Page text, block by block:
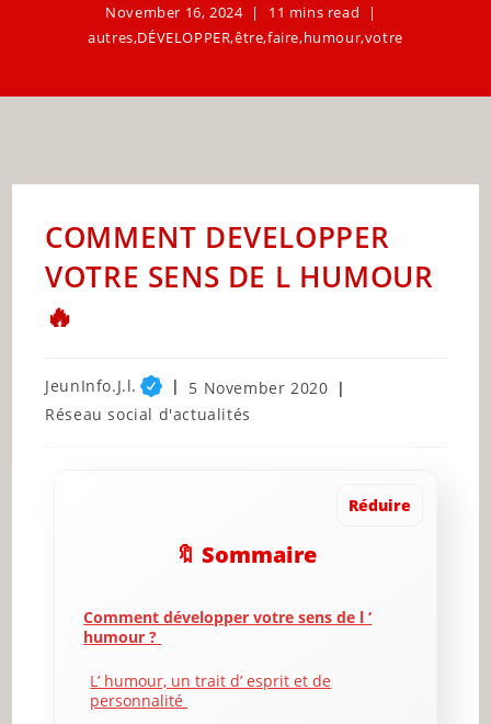
November 16, 2024
11 mins read
autres,DÉVELOPPER,être,faire,humour,votre
COMMENT DEVELOPPER
VOTRE SENS DE L HUMOUR
🔥
Post
author:
JeunInfo.J.l.
Post
published:
5 November 2020
Post
Réseau social d'actualités
Réduire
🔖 Sommaire
Comment développer votre sens de l ‘
humour ?
L’ humour, un trait d’ esprit et de
personnalité